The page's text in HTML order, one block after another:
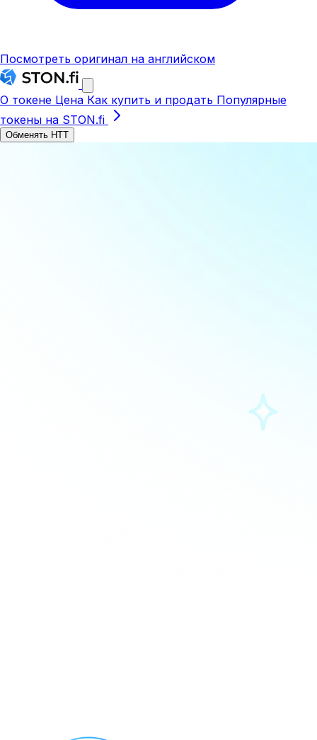
Посмотреть оригинал на английском
О токене Цена Как купить и продать Популярные
токены на STON.fi
Обменять HTT